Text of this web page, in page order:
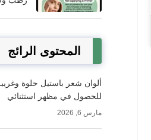
المحتوى الرائج
ألوان شعر باستيل حلوة
للحصول في مظهر استثنائي
مارس 6, 2026